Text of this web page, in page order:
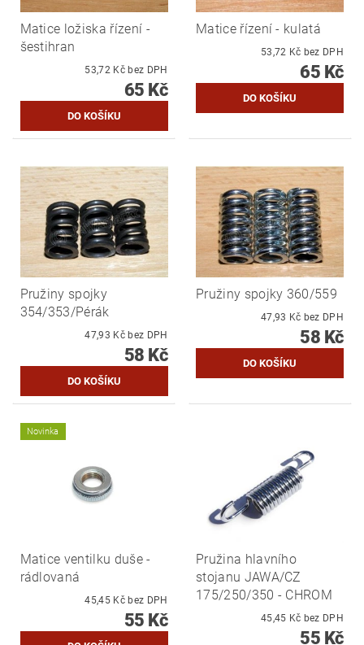
Matice ložiska řízení -
šestihran
53,72 Kč bez DPH
65 Kč
Matice řízení - kulatá
53,72 Kč bez DPH
65 Kč
Pružiny spojky
354/353/Pérák
47,93 Kč bez DPH
58 Kč
Pružiny spojky 360/559
47,93 Kč bez DPH
58 Kč
Novinka
Matice ventilku duše -
rádlovaná
45,45 Kč bez DPH
55 Kč
Pružina hlavního
stojanu JAWA/CZ
175/250/350 - CHROM
45,45 Kč bez DPH
55 Kč